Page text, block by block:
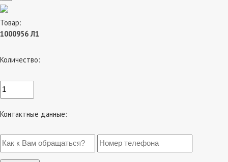
Товар:
1000956 Л1
Количество:
Контактные данные: